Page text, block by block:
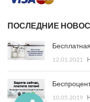
ПОСЛЕДНИЕ
12.01.2021
10.05.2019